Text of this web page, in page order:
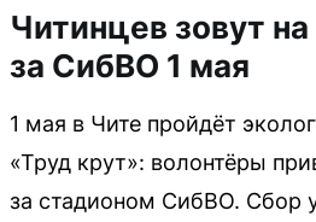
Читинцев зовут
за СибВО 1 мая
1 мая в Чите пройдёт
«Труд крут»: волонтёры
за стадионом СибВО. Сбор